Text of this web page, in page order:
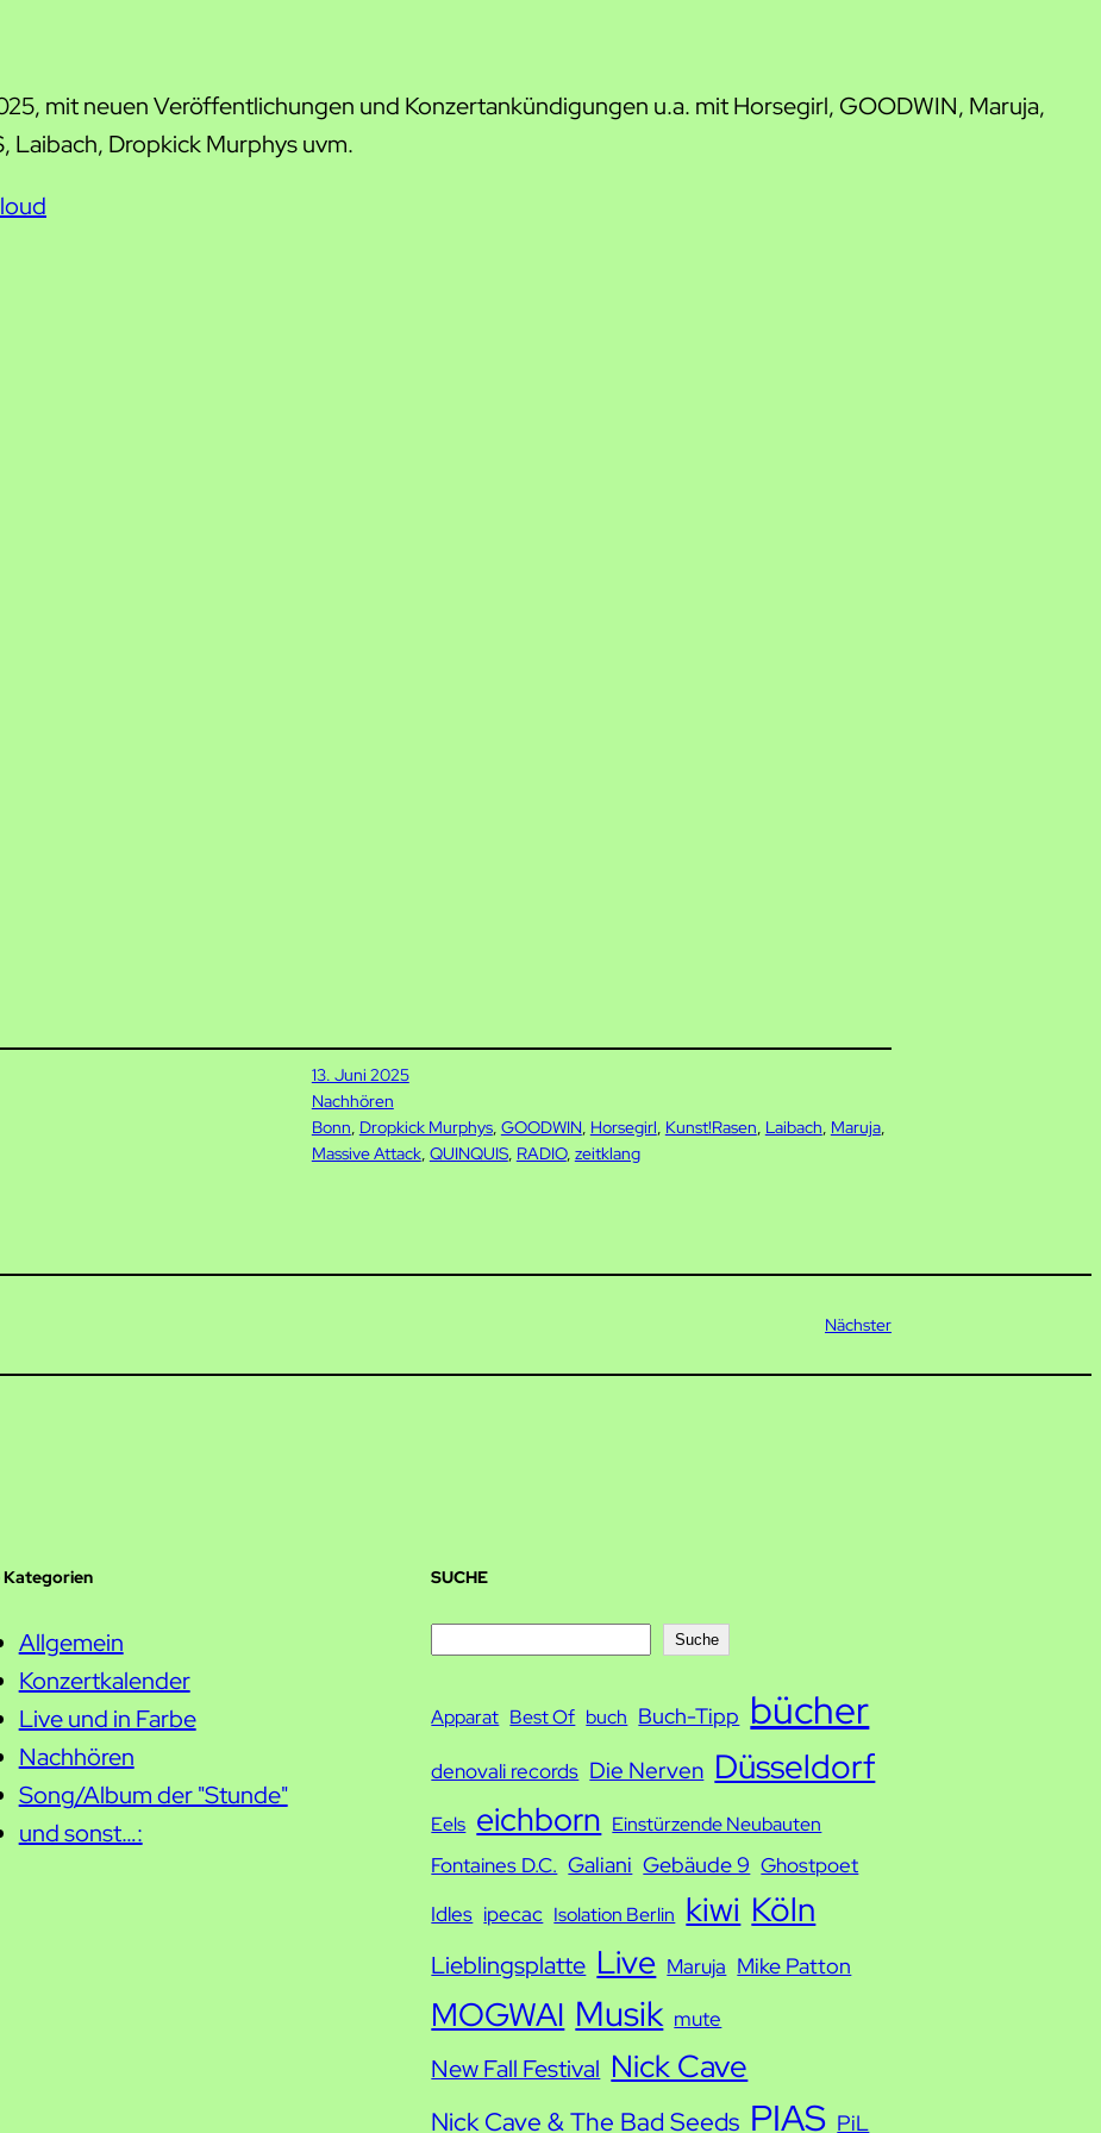
mit neuen Veröffentlichungen und Konzertankündigungen u.a. mit Horsegirl, GOODWIN, Maruja,
Laibach, Dropkick Murphys uvm.
13. Juni 2025
Nachhören
Bonn, Dropkick Murphys, GOODWIN, Horsegirl, Kunst!Rasen, Laibach, Maruja
Massive Attack, QUINQUIS, RADIO, zeitklang
Nächster
Kategorien
Allgemein
Konzertkalender
Live und in Farbe
Nachhören
Song/Album der "Stunde"
und sonst…:
SUCHE
c
Suche
Apparat Best Of buch Buch-Tipp bücher
denovali records Die Nerven Düsseldorf
Eels eichborn Einstürzende Neubauten
Fontaines D.C. Galiani Gebäude 9 Ghostpoet
Idles ipecac Isolation Berlin kiwi Köln
Lieblingsplatte Live Maruja Mike Patton
MOGWAI Musik mute
New Fall Festival Nick Cave
Nick Cave & The Bad Seeds PIAS PiL